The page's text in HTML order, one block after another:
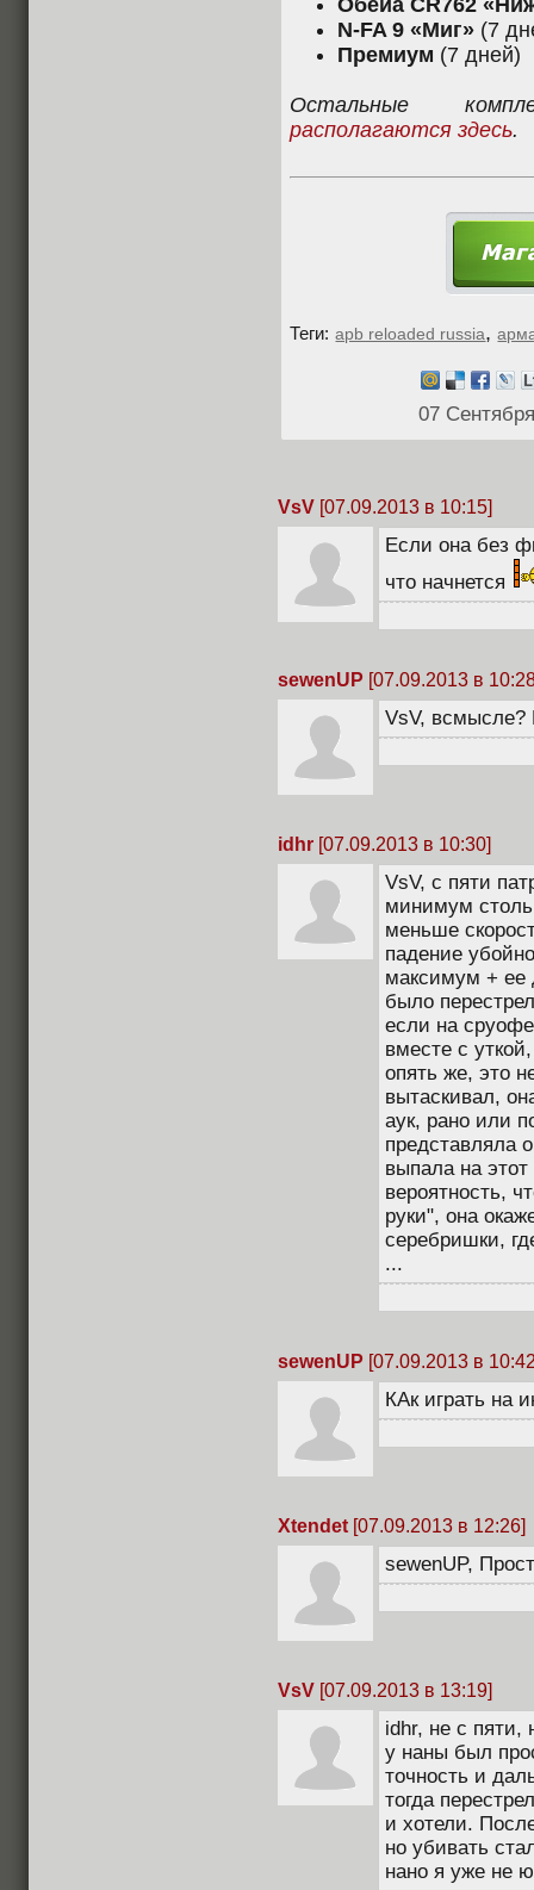
Обейа CR762
N-FA 9 «Миг» (7
Премиум (7 дней)
Остальные
располагаются здесь.
Теги: apb reloaded russia,
07
VsV [07.09.2013 в 10:15]
Если она без
что начнется
sewenUP [07.09.2013 в
VsV, всмысле?
idhr [07.09.2013 в 10:30]
VsV, c пяти
минимум
меньше
падение
максимум + ее
было
если на
вместе с
опять же, это
вытаскивал,
аук, рано или
представляла
выпала на
вероятность,
руки", она
серебришки,
...
sewenUP [07.09.2013 в
КАк играть на
Xtendet [07.09.2013 в 12:26]
sewenUP,
VsV [07.09.2013 в 13:19]
idhr, не с пяти,
у наны был
точность и
тогда
и хотели.
но убивать
нано я уже не